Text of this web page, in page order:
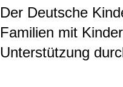
Der Deutsche
Familien mit
Unterstützung